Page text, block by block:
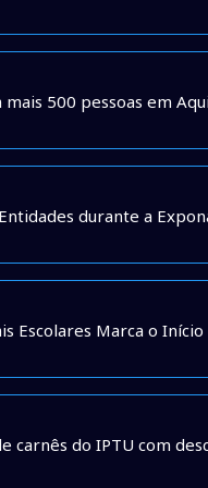
500 pessoas em
durante a
Escolares Marca o
carnês do IPTU com